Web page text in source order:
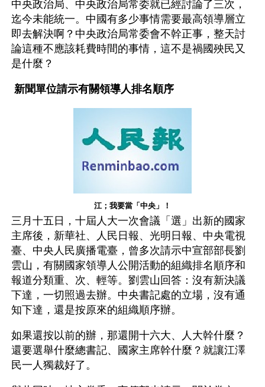
中央政治局、中央政治局常委就已經討論了三次，
迄今未能統一。中國有多少事情需要最高領導層立
即去解決啊？中央政治局常委會不幹正事，整天討
論這種不應該耗費時間的事情，這不是禍國殃民又
是什麼？
新聞單位請示有關領導人排名順序
江；我要當「中央」！
三月十五日，十屆人大一次會議「選」出新的國家
主席後，新華社、人民日報、光明日報、中央電視
臺、中央人民廣播電臺，曾多次請示中宣部部長劉
雲山，有關國家領導人公開活動的組織排名順序和
報道分類重、次、輕等。劉雲山回答：沒有新決議
下達，一切照過去辦。中央書記處的立場，沒有通
知下達，還是按原來的組織順序辦。
如果還按以前的辦，那還開十六大、人大幹什麼？
還要選舉什麼總書記、國家主席幹什麼？就讓江澤
民一人獨裁好了。